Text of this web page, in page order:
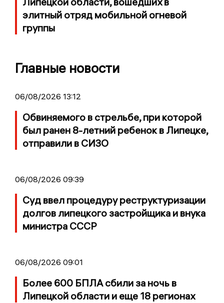
элитный отряд мобильной огневой
группы
Главные новости
06/08/2026 13:12
Обвиняемого в стрельбе, при которой
был ранен 8-летний ребенок в Липецке,
отправили в СИЗО
06/08/2026 09:39
Суд ввел процедуру реструктуризации
долгов липецкого застройщика и внука
министра СССР
06/08/2026 09:01
Более 600 БПЛА сбили за ночь в
Липецкой области и еще 18 регионах